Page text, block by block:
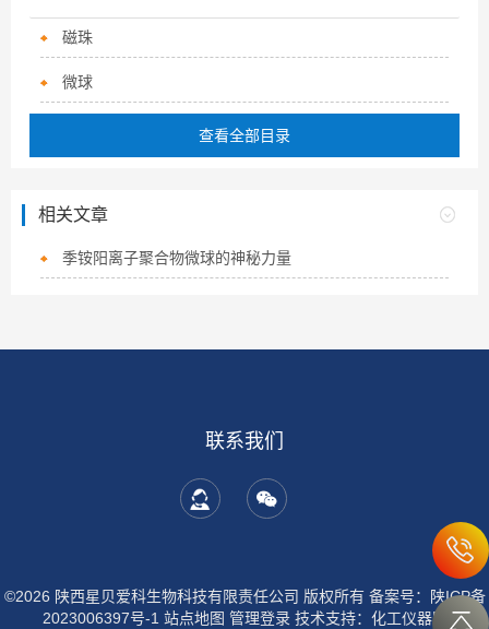
磁珠
微球
查看全部目录
相关文章
季铵阳离子聚合物微球的神秘力量
联系我们
©2026 陕西星贝爱科生物科技有限责任公司 版权所有 备案号：陕ICP备
2023006397号-1 站点地图 管理登录技术支持： 化工仪器网